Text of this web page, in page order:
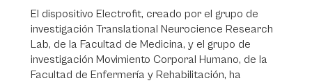
El dispositivo Electrofit, creado por el grupo de
investigación Translational Neurocience Research
Lab, de la Facultad de Medicina, y el grupo de
investigación Movimiento Corporal Humano, de la
Facultad de Enfermería y Rehabilitación, ha